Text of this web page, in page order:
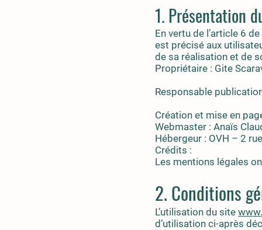
1. Présentation
En vertu de l’article 6
est précisé aux
de sa réalisation et de
Propriétaire : Gite
Responsable
Création et mise en
Webmaster : Anaïs
Hébergeur : OVH – 2
Crédits :
Les mentions légales
2. Conditions
L’utilisation du site
d’utilisation ci-après